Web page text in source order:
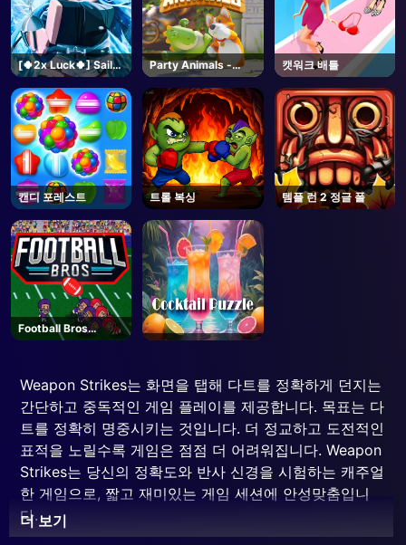
[🍀2x Luck🍀] Sailor
Piece-Roblox
Party Animals -
Steam
캣워크 배틀
캔디 포레스트 트롤 복싱 템플 런 2 정글 폴
Football Bros
Unblocked
Weapon Strikes는 화면을 탭해 다트를 정확하게 던지는
간단하고 중독적인 게임 플레이를 제공합니다. 목표는 다
트를 정확히 명중시키는 것입니다. 더 정교하고 도전적인
표적을 노릴수록 게임은 점점 더 어려워집니다. Weapon
Strikes는 당신의 정확도와 반사 신경을 시험하는 캐주얼
한 게임으로, 짧고 재미있는 게임 세션에 안성맞춤입니
다.
더 보기